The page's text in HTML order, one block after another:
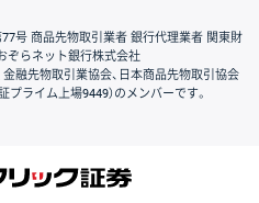
77号 商品先物取引業者 銀行代理業者 関東財
ぞらネット銀行株式会社
融先物取引業協会、日本商品先物取引協会
ライム上場9449）のメンバーです。